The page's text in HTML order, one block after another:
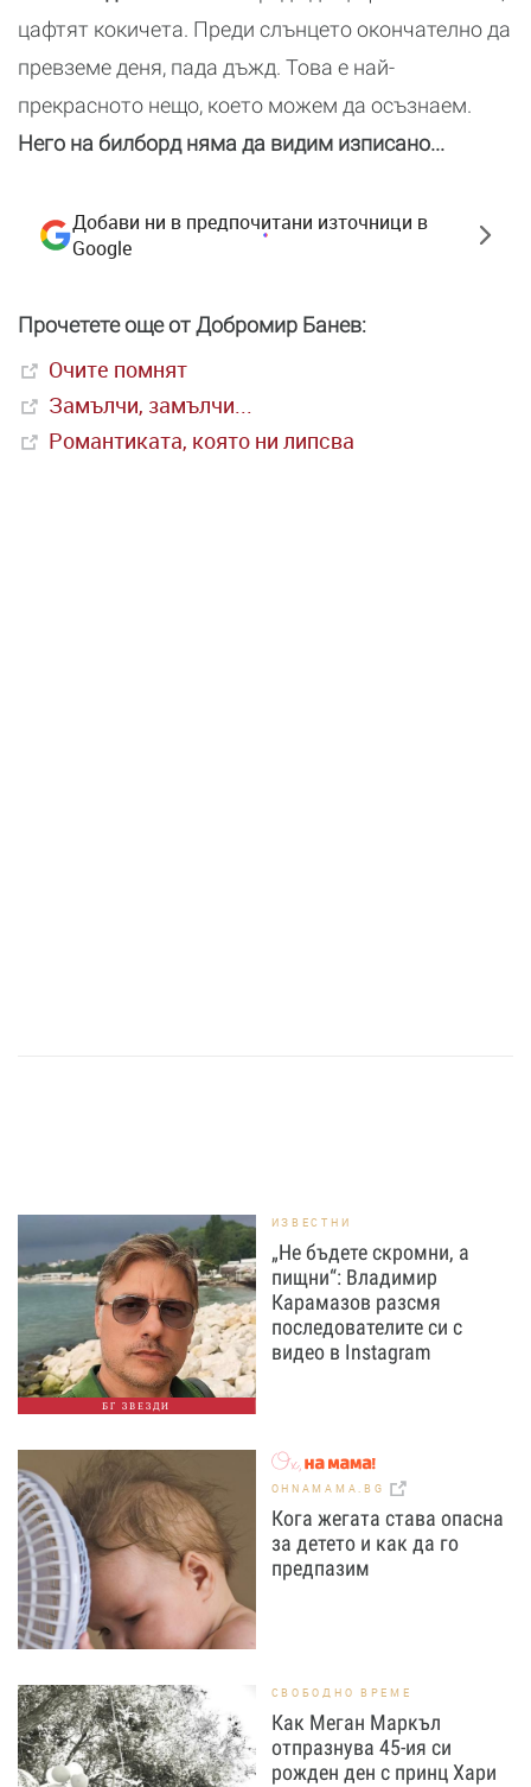
цафтят кокичета. Преди слънцето окончателно да
превземе деня, пада дъжд. Това е най-
прекрасното нещо, което можем да осъзнаем.
Него на билборд няма да видим изписано...
Добави ни в предпочитани източници в
Google
Прочетете още от Добромир Банев:
Очите помнят
Замълчи, замълчи...
Романтиката, която ни липсва
БГ ЗВЕЗДИ
ИЗВЕСТНИ
„Не бъдете скромни, а
пищни“: Владимир
Карамазов разсмя
последователите си с
видео в Instagram
OHNAMAMA.BG
Кога жегата става опасна
за детето и как да го
предпазим
СВОБОДНО ВРЕМЕ
Как Меган Маркъл
отпразнува 45-ия си
рожден ден с принц Хари